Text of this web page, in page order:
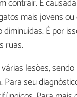
contrair. É
mais jovens
É por
ruas.
lesões,
seu